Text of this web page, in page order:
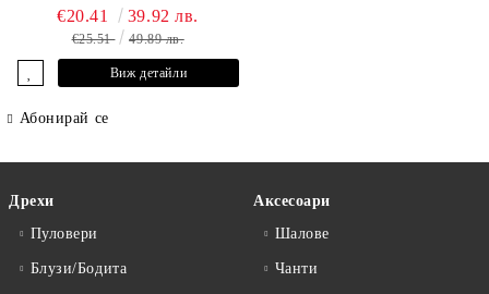
€20.41 39.92 лв.
€25.51 49.89 лв.
Виж детайли
Абонирай се
Дрехи
Пуловери
Блузи/Бодита
Аксесоари
Шалове
Чанти